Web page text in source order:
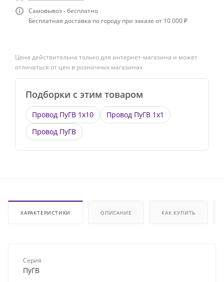
Самовывоз - бесплатно
Бесплатная доставка по городу при заказе от 10 000 ₽
Цена действительна только для интернет-магазина и может
отличаться от цен в розничных магазинах
Подборки с этим товаром
Провод ПуГВ 1х10
Провод ПуГВ 1х1
Провод ПуГВ
ХАРАКТЕРИСТИКИ ОПИСАНИЕ КАК КУПИТЬ
Серия
ПуГВ